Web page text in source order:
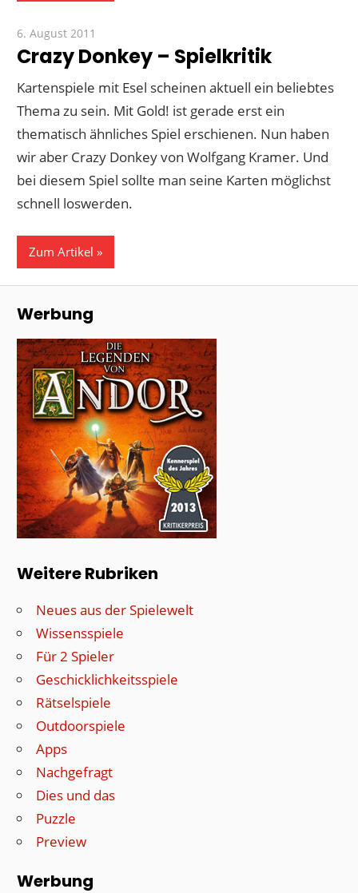
6. August 2011
Crazy Donkey – Spielkritik
Kartenspiele mit Esel scheinen aktuell ein beliebtes
Thema zu sein. Mit Gold! ist gerade erst ein
thematisch ähnliches Spiel erschienen. Nun haben
wir aber Crazy Donkey von Wolfgang Kramer. Und
bei diesem Spiel sollte man seine Karten möglichst
schnell loswerden.
Zum Artikel
Werbung
Weitere Rubriken
Neues aus der Spielewelt
Wissensspiele
Für 2 Spieler
Geschicklichkeitsspiele
Rätselspiele
Outdoorspiele
Apps
Nachgefragt
Dies und das
Puzzle
Preview
Werbung